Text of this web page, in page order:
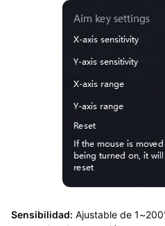
Sensibilidad: Ajustable de